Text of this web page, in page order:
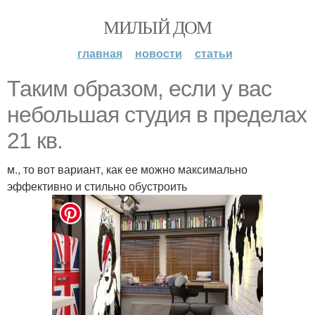
МИЛЫЙ ДОМ
главная новости статьи
Таким образом, если у вас
небольшая студия в пределах
21 кв.
м., то вот вариант, как ее можно максимально
эффективно и стильно обустроить